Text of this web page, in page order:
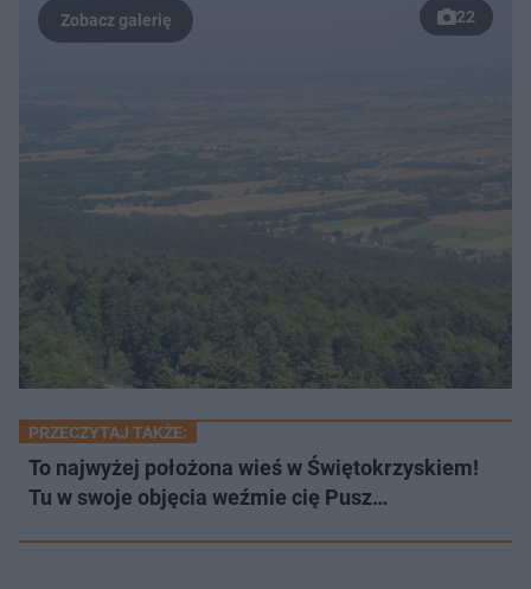
22
PRZECZYTAJ TAKŻE:
To najwyżej położona wieś w Świętokrzyskiem!
Tu w swoje objęcia weźmie cię Pusz…